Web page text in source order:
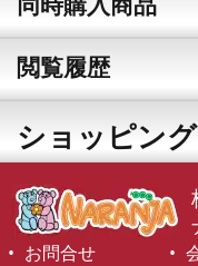
閲覧履歴
ショッピン
お問合せ